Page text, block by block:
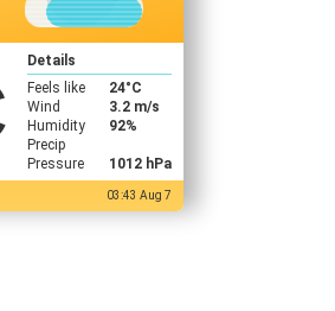
Details
Feels like
24°C
Wind
3.2 m/s
Humidity
92%
Precip
Pressure
1012 hPa
03:43 Aug 7